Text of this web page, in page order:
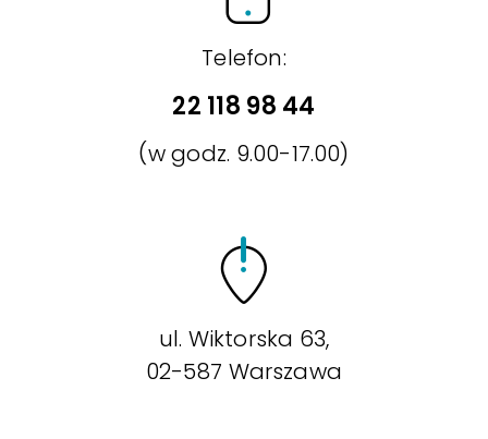
Telefon:
22 118 98 44
(w godz. 9.00-17.00)
ul. Wiktorska 63,
02-587 Warszawa